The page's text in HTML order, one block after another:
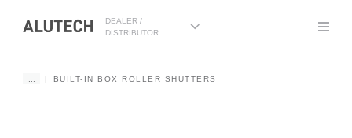
DEALER /
DISTRIBUTOR
BUILT-IN BOX ROLLER SHUTTERS